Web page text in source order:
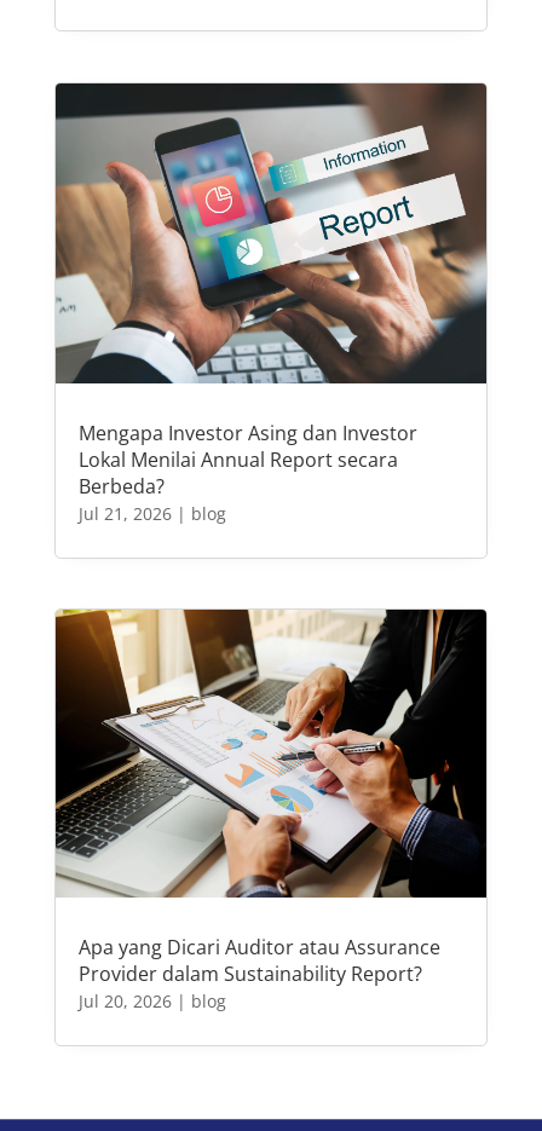
Mengapa Investor Asing dan Investor
Lokal Menilai Annual Report secara
Berbeda?
Jul 21, 2026| blog
Apa yang Dicari Auditor atau Assurance
Provider dalam Sustainability Report?
Jul 20, 2026| blog